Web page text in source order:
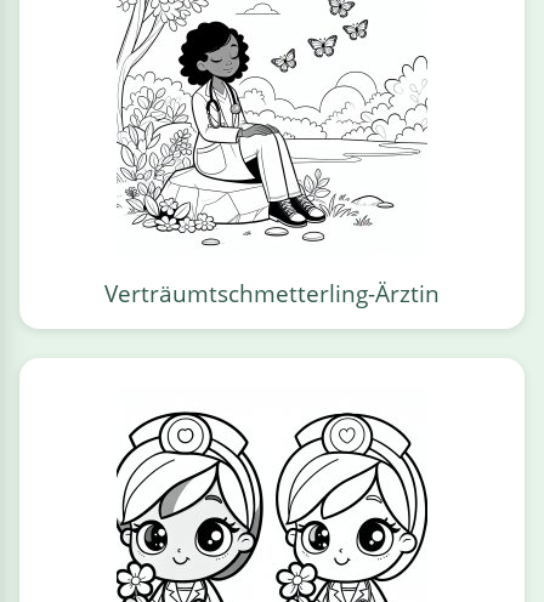
Verträumtschmetterling-Ärztin